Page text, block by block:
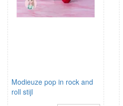
Modieuze pop in rock and
roll stijl